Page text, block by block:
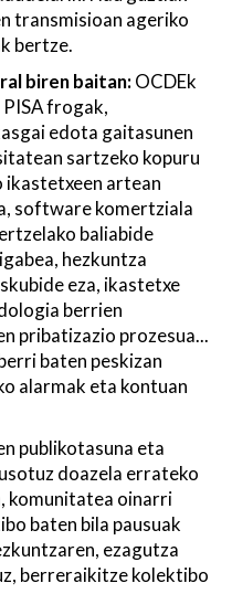
transmisioan ageriko
bertze.
biren baitan:OCDEk
frogak,
edota gaitasunen
sartzeko kopuru
ikastetxeen artean
software komertziala
baliabide
hezkuntza
eza, ikastetxe
berrien
pribatizazio prozesua...
baten peskizan
alarmak eta kontuan
publikotasuna eta
doazela errateko
komunitatea oinarri
baten bila pausuak
ezagutza
berreraikitze kolektibo